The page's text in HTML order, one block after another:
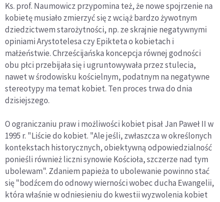
Ks. prof. Naumowicz przypomina też, że nowe spojrzenie na
kobietę musiało zmierzyć się z wciąż bardzo żywotnym
dziedzictwem starożytności, np. ze skrajnie negatywnymi
opiniami Arystotelesa czy Epikteta o kobietach i
małżeństwie. Chrześcijańska koncepcja równej godności
obu płci przebijała się i ugruntowywała przez stulecia,
nawet w środowisku kościelnym, podatnym na negatywne
stereotypy ma temat kobiet. Ten proces trwa do dnia
dzisiejszego.
O ograniczaniu praw i możliwości kobiet pisał Jan Paweł II w
1995 r. "Liście do kobiet. "Ale jeśli, zwłaszcza w określonych
kontekstach historycznych, obiektywną odpowiedzialność
ponieśli również liczni synowie Kościoła, szczerze nad tym
ubolewam". Zdaniem papieża to ubolewanie powinno stać
się "bodźcem do odnowy wierności wobec ducha Ewangelii,
która właśnie w odniesieniu do kwestii wyzwolenia kobiet